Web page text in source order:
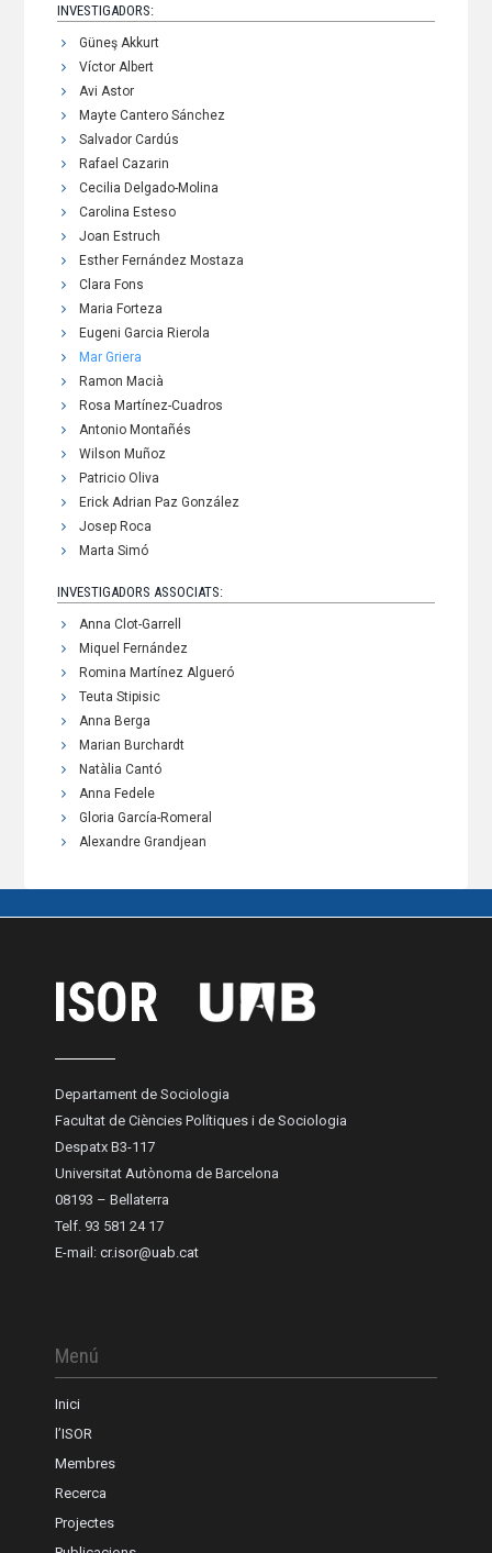
INVESTIGADORS:
Güneş Akkurt
Víctor Albert
Avi Astor
Mayte Cantero Sánchez
Salvador Cardús
Rafael Cazarin
Cecilia Delgado-Molina
Carolina Esteso
Joan Estruch
Esther Fernández Mostaza
Clara Fons
Maria Forteza
Eugeni Garcia Rierola
Mar Griera
Ramon Macià
Rosa Martínez-Cuadros
Antonio Montañés
Wilson Muñoz
Patricio Oliva
Erick Adrian Paz González
Josep Roca
Marta Simó
INVESTIGADORS ASSOCIATS:
Anna Clot-Garrell
Miquel Fernández
Romina Martínez Algueró
Teuta Stipisic
Anna Berga
Marian Burchardt
Natàlia Cantó
Anna Fedele
Gloria García-Romeral
Alexandre Grandjean
Departament de Sociologia
Facultat de Ciències Polítiques i de Sociologia
Despatx B3-117
Universitat Autònoma de Barcelona
08193 – Bellaterra
Telf. 93 581 24 17
E-mail: cr.isor@uab.cat
Menú
Inici
l’ISOR
Membres
Recerca
Projectes